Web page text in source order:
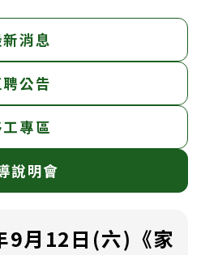
新消息
公告
專區
說明會
9月12日(六)《家